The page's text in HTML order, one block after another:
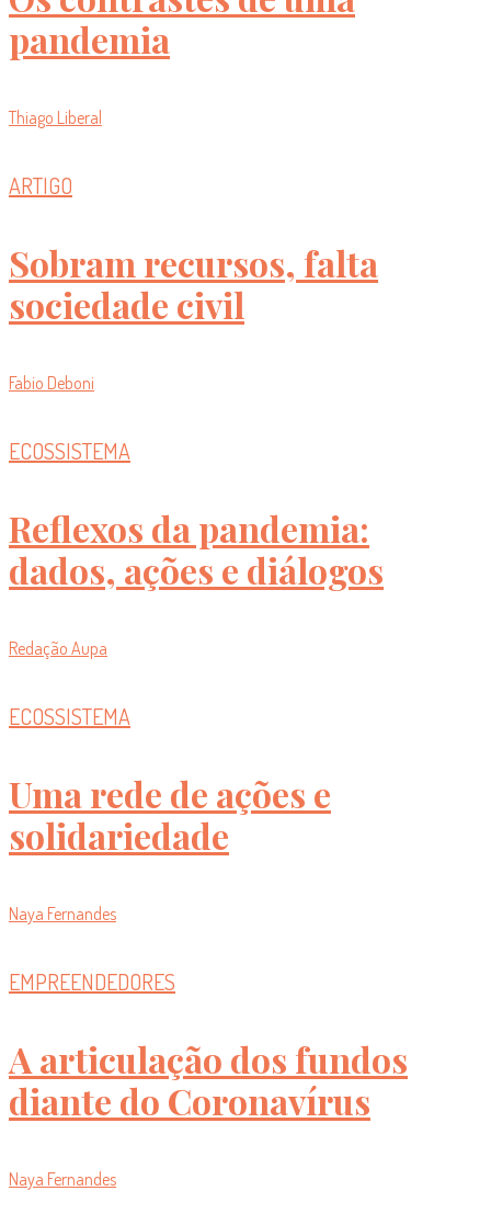
pandemia
Thiago Liberal
ARTIGO
Sobram recursos, falta
sociedade civil
Fabio Deboni
ECOSSISTEMA
Reflexos da pandemia:
dados, ações e diálogos
Redação Aupa
ECOSSISTEMA
Uma rede de ações e
solidariedade
Naya Fernandes
EMPREENDEDORES
A articulação dos fundos
diante do Coronavírus
Naya Fernandes